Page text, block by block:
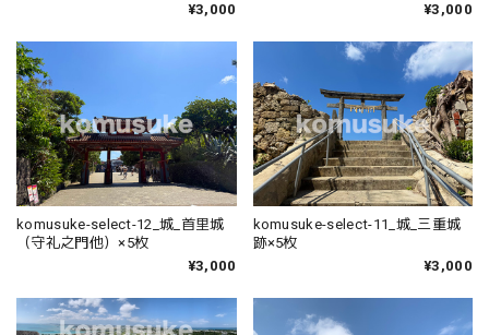
¥3,000
¥3,000
komusuke-select-12_城_首里城
（守礼之門他）×5枚
¥3,000
komusuke-select-11_城_三重城
跡×5枚
¥3,000